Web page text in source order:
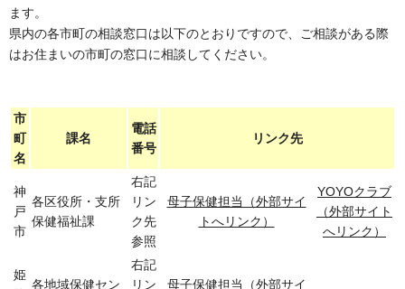
ます。
県内の各市町の相談窓口は以下のとおりですので、ご相談がある際
はお住まいの市町の窓口に相談してください。
市
町
名
課名
電話
番号
リンク先
神
戸
市
各区役所・支所
保健福祉課
右記
リン
ク先
参照
母子保健担当（外部サイ
トへリンク）
YOYOクラブ
（外部サイト
へリンク）
姫
各地域保健セン
右記
リン
母子保健担当（外部サイ